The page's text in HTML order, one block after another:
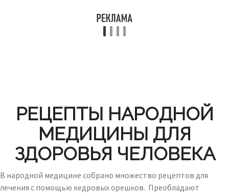
РЕЦЕПТЫ НАРОДНОЙ
МЕДИЦИНЫ ДЛЯ
ЗДОРОВЬЯ ЧЕЛОВЕКА
В народной медицине собрано множество рецептов для
лечения с помощью кедровых орешков. Преобладают